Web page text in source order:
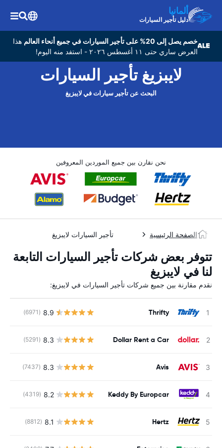
ألمانيا
دليل تأجير السيارات
خصم يصل إلى 20% على تأجير السيارات في جميع أنحاء العالم
هذا
العرض ساري حتى ١١ أغسطس ٢٠٢٦ - استفد منه اليوم!
لايبزيغ تأجير السيارات
البحث عن تأجير سيارات في لايبزيغ
نحن نقارن بين جميع الموردين المعروفين
الصفحة الرئيسية تأجير السيارات لايبزيغ
تتوفر بعض شركات تأجير السيارات التابعة
لنا في لايبزيغ
نقدم مقارنة بين جميع شركات تأجير السيارات في لايبزيغ:
Thrifty
8.9
(6971)
Dollar Rent a Car
8.3
(5291)
Avis
8.3
(7437)
Keddy By Europcar
8.2
(4319)
Hertz
8.1
(8812)